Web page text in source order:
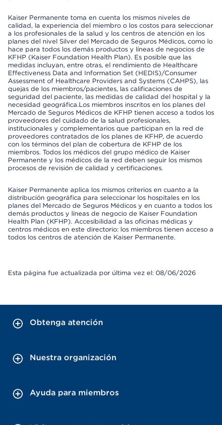
Kaiser Permanente toma en cuenta los mismos niveles de
calidad, la experiencia del miembro o los costos para seleccionar
a los profesionales de la salud y los centros de atención en los
planes del nivel Silver del Mercado de Seguros Médicos, como lo
hace para todos los demás productos y líneas de negocios de
KFHP (Kaiser Foundation Health Plan). Es posible que las
medidas incluyan, entre otras, el rendimiento de Healthcare
Effectiveness Data and Information Set (HEDIS)/Consumer
Assessment of Healthcare Providers and Systems (CAHPS), las
quejas de los miembros/pacientes, las calificaciones de
seguridad del paciente, las medidas de calidad del hospital y la
necesidad geográfica.Los miembros inscritos en los planes del
Mercado de Seguros Médicos de KFHP tienen acceso a todos los
proveedores del cuidado de la salud profesionales,
institucionales y complementarios que participan en la red de
proveedores contratados de los planes de KFHP, de acuerdo
con los términos del plan de cobertura de KFHP de los
miembros. Todos los médicos del grupo médico de Kaiser
Permanente y los médicos de la red deben seguir los mismos
procesos de revisión de calidad y certificaciones.
Kaiser Permanente aplica los mismos criterios en cuanto a la
distribución geográfica para seleccionar los hospitales en los
planes del Mercado de Seguros Médicos y en cuanto a todos los
demás productos y líneas de negocio de Kaiser Foundation
Health Plan (KFHP). Accesibilidad a las oficinas médicas y
centros médicos en este directorio: los miembros tienen acceso a
todos los centros de atención de Kaiser Permanente.
Esta página fue actualizada por última vez el: 08/06/2026
Obtenga atención
Nuestra organización
Ayuda para miembros